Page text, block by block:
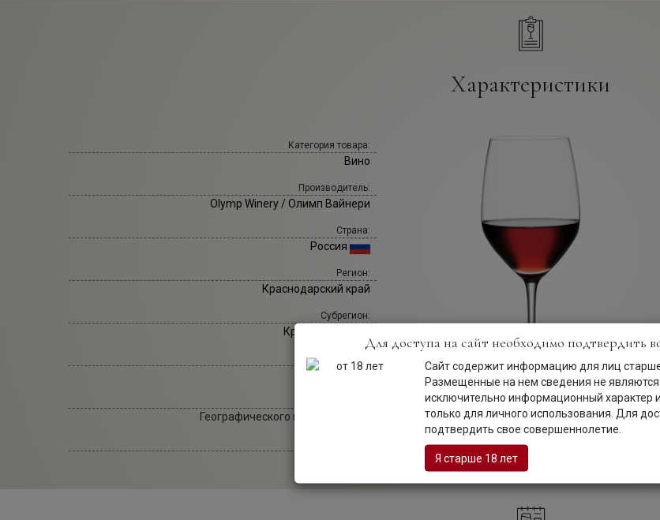
Характеристики
Категория товара:
Вино
Производитель:
Olymp Winery / Олимп Вайнери
Страна:
Россия
Регион:
Краснодарский край
Субрегион:
Крымский район
2024
Географического наименования
Для доступа на сайт необходимо подтвердить
Сайт содержит информацию для лиц старше
Размещенные на нем сведения не являются
исключительно информационный характер
только для личного использования. Для
подтвердить свое совершеннолетие.
Я старше 18 лет